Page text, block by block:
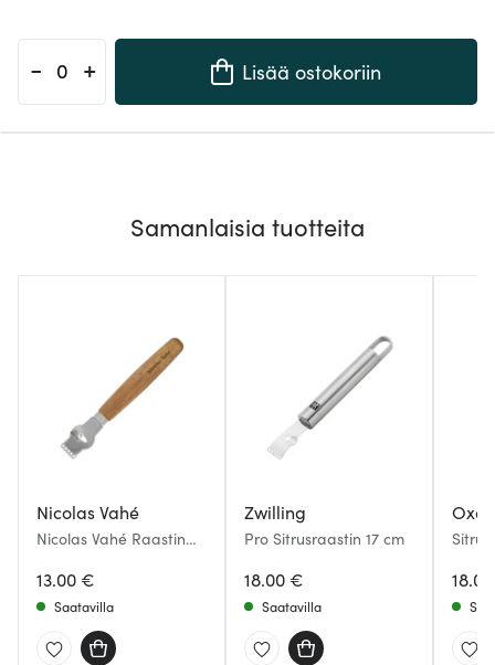
- + Lisää ostokoriin
Samanlaisia tuotteita
Nicolas Vahé
Nicolas Vahé Raastin
13.00 €
Saatavilla
Zwilling
Pro Sitrusraastin 17 cm
18.00 €
Saatavilla
Oxo